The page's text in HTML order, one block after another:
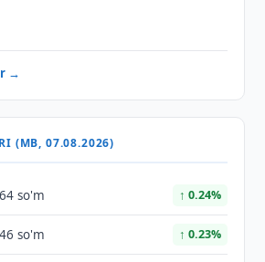
→
(MB, 07.08.2026)
so'm ↑ 0.24%
so'm ↑ 0.23%